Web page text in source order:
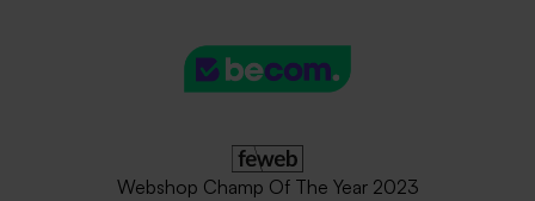
Webshop Champ Of The Year 2023